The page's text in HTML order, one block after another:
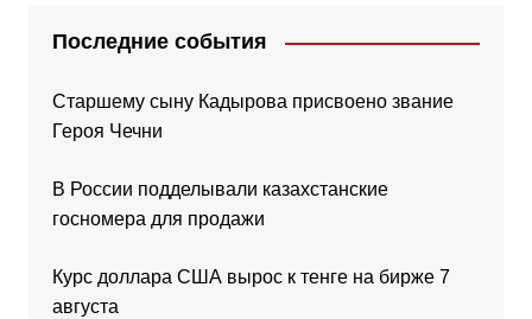
Последние события
Старшему сыну Кадырова присвоено звание
Героя Чечни
В России подделывали казахстанские
госномера для продажи
Курс доллара США вырос к тенге на бирже 7
августа